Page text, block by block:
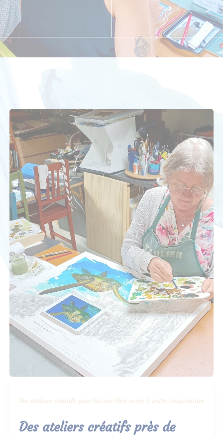
Des ateliers créatifs pour laisser libre cours à votre imagination
Des ateliers créatifs près de